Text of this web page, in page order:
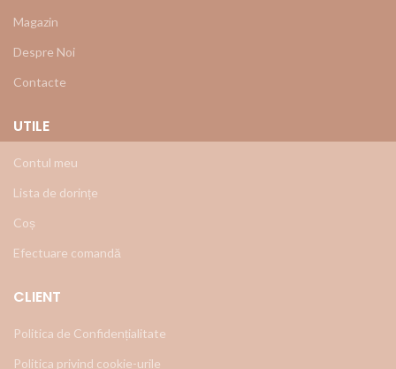
Magazin
Despre Noi
Contacte
UTILE
Contul meu
Lista de dorințe
Coș
Efectuare comandă
CLIENT
Politica de Confidențialitate
Politica privind cookie-urile